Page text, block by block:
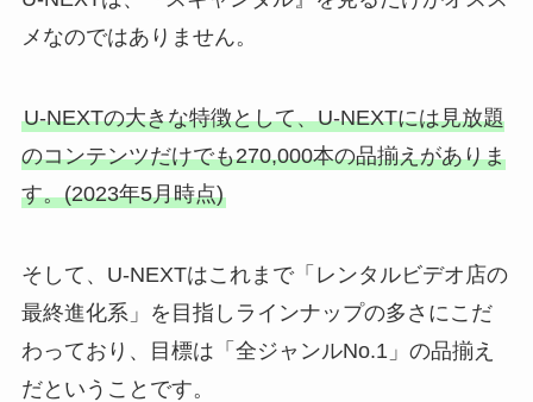
メなのではありません。
U-NEXTの大きな特徴として、U-NEXTには見放題
のコンテンツだけでも270,000本の品揃えがありま
す。(2023年5月時点)
そして、U-NEXTはこれまで「レンタルビデオ店の
最終進化系」を目指しラインナップの多さにこだ
わっており、目標は「全ジャンルNo.1」の品揃え
だということです。